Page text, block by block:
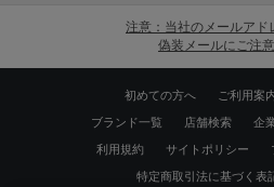
注意：当社のメールアド
偽装メールにご注
初めての方へ ご利用案
ブランド一覧 店舗検索 企
利用規約 サイトポリシー
特定商取引法に基づく表